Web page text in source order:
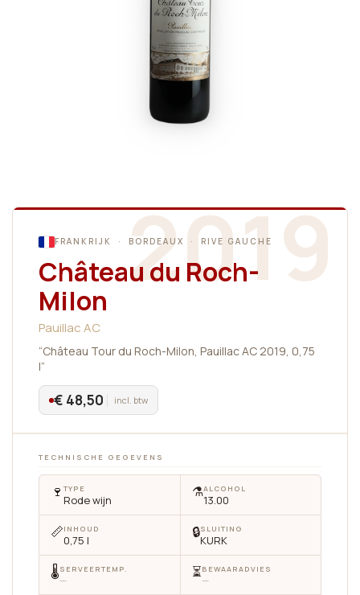
2019
FRANKRIJK · BORDEAUX · RIVE GAUCHE
Château du Roch-
Milon
Pauillac AC
“Château Tour du Roch-Milon, Pauillac AC 2019, 0,75
l”
€ 48,50 incl. btw
TECHNISCHE GEGEVENS
🍷 TYPE
Rode wijn ⚗️ALCOHOL
13.00
📏INHOUD
0,75 l 🔒SLUITING
KURK
🌡SERVEERTEMP.
— ⏳BEWAARADVIES
—